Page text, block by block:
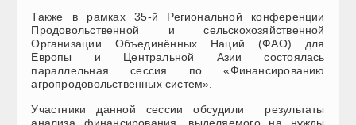
Также в рамках 35-й Региональной конференции
Продовольственной и сельскохозяйственной
Организации Объединённых Наций (ФАО) для
Европы и Центральной Азии состоялась
параллельная сессия по «Финансированию
агропродовольственных систем».
Участники данной сессии обсудили результаты